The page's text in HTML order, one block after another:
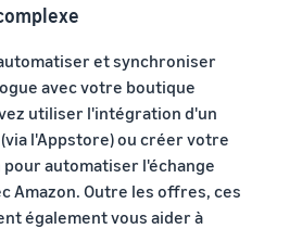
et synchroniser
avec votre boutique
utiliser l'intégration d'un
l'Appstore) ou créer votre
automatiser l'échange
Amazon. Outre les offres, ces
également vous aider à